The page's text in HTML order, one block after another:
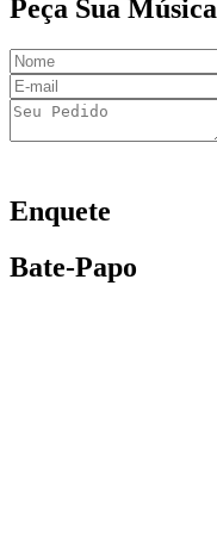
Peça Sua Música
Enquete
Bate-Papo